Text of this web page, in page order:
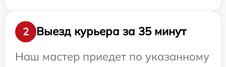
2
Выезд курьера за 35 минут
Наш мастер приедет по указанному